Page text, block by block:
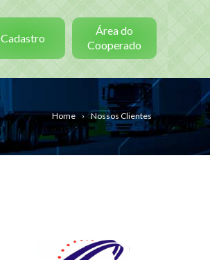
Cadastro
Área do
Cooperado
Home Nossos Clientes